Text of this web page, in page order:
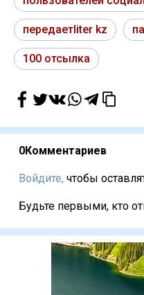
передаетliter kz
100 отсылка
0Комментариев
Войдите, чтобы
Будьте первыми, кто